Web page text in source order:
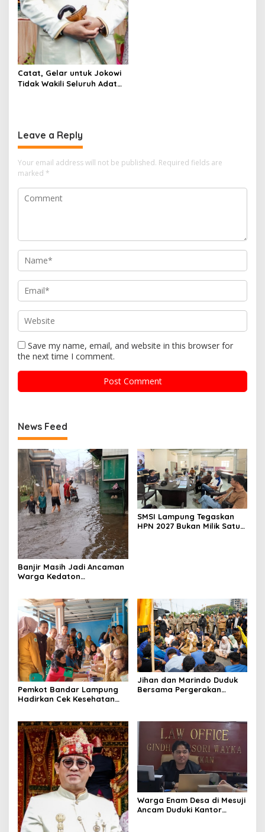
Catat, Gelar untuk Jokowi
Tidak Wakili Seluruh Adat
Leave a Reply
Your email address will not be published. Required fields are
marked *
Save my name, email, and website in this browser for
the next time I comment.
News Feed
Banjir Masih Jadi Ancaman
Warga Kedaton
SMSI Lampung Tegaskan
HPN 2027 Bukan Milik Satu
Pemkot Bandar Lampung
Hadirkan Cek Kesehatan
Jihan dan Marindo Duduk
Bersama Pergerakan
Warga Enam Desa di Mesuji
Ancam Duduki Kantor